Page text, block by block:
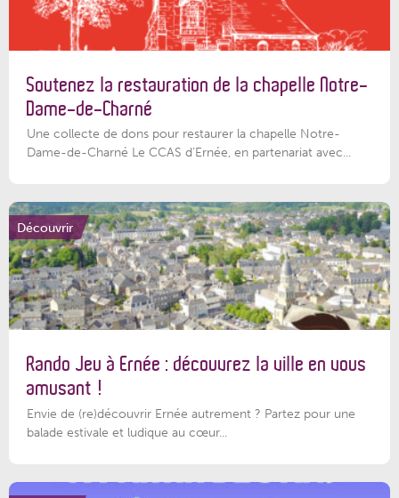
Soutenez la restauration de la chapelle Notre-
Dame-de-Charné
Une collecte de dons pour restaurer la chapelle Notre-
Dame-de-Charné Le CCAS d’Ernée, en partenariat avec...
Découvrir
Rando Jeu à Ernée : découvrez la ville en vous
amusant !
Envie de (re)découvrir Ernée autrement ? Partez pour une
balade estivale et ludique au cœur...